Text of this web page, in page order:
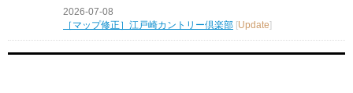
2026-07-08
［マップ修正］江戸崎カントリー倶楽部 Update